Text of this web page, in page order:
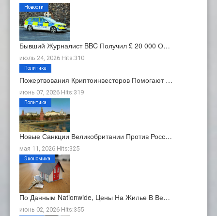
Бывший Журналист BBC Получил £ 20 000 О…
июль 24, 2026 Hits:310
Новости
Пожертвования Криптоинвесторов Помогают …
июнь 07, 2026 Hits:319
Политика
Новые Санкции Великобритании Против Росс…
мая 11, 2026 Hits:325
Политика
По Данным Nationwide, Цены На Жилье В Ве…
июнь 02, 2026 Hits:355
Экономика